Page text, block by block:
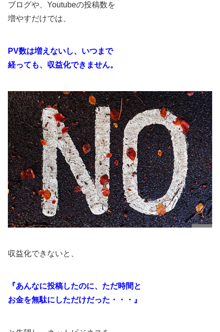
ブログや、Youtubeの投稿数を
増やすだけでは、
PV数は増えないし、いつまで
経っても、収益化できません。
収益化できないと、
『あんなに投稿したのに、ただ時間と
お金を無駄にしただけだった・・・』